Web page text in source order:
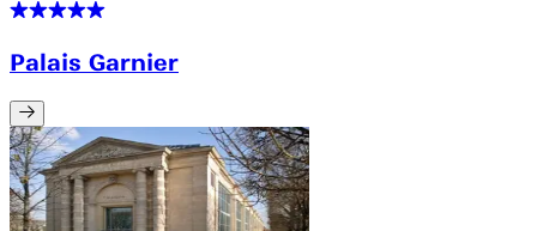
Palais Garnier